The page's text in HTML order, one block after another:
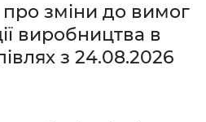
про зміни до вимог
виробництва в
з 24.08.2026